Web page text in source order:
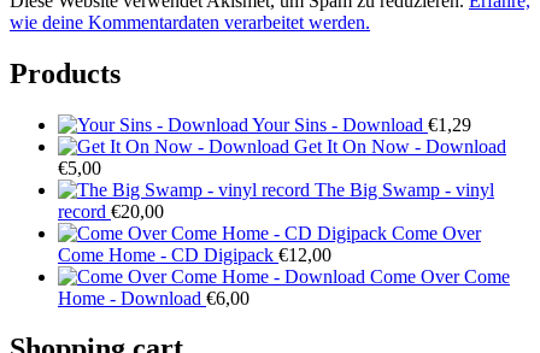
wie deine Kommentardaten verarbeitet werden.
Products
Your Sins - Download €1,29
Get It On Now - Download
€5,00
The Big Swamp - vinyl
record €20,00
Come Over
Come Home - CD Digipack €12,00
Come Over Come
Home - Download €6,00